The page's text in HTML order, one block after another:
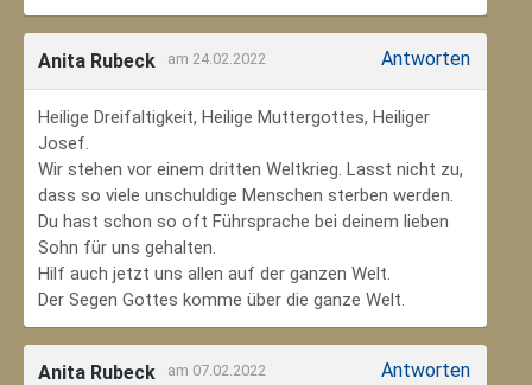
Anita Rubeck am 24.02.2022 Antworten
Heilige Dreifaltigkeit, Heilige Muttergottes, Heiliger
Josef.
Wir stehen vor einem dritten Weltkrieg. Lasst nicht zu,
dass so viele unschuldige Menschen sterben werden.
Du hast schon so oft Führsprache bei deinem lieben
Sohn für uns gehalten.
Hilf auch jetzt uns allen auf der ganzen Welt.
Der Segen Gottes komme über die ganze Welt.
Anita Rubeck am 07.02.2022 Antworten